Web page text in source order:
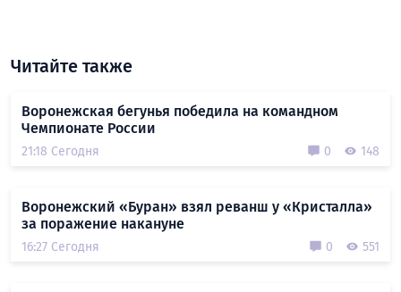
Читайте также
Воронежская бегунья победила на командном
Чемпионате России
21:18 Сегодня 0 148
Воронежский «Буран» взял реванш у «Кристалла»
за поражение накануне
16:27 Сегодня 0 551